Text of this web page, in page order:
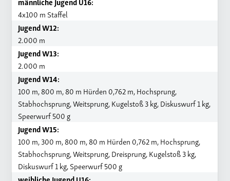
4x100 m Staffel
Jugend W12:
2.000 m
Jugend W13:
2.000 m
Jugend W14:
100 m, 800 m, 80 m Hürden 0,762 m, Hochsprung,
Stabhochsprung, Weitsprung, Kugelstoß 3 kg, Diskuswurf 1 kg,
Speerwurf 500 g
Jugend W15:
100 m, 300 m, 800 m, 80 m Hürden 0,762 m, Hochsprung,
Stabhochsprung, Weitsprung, Dreisprung, Kugelstoß 3 kg,
Diskuswurf 1 kg, Speerwurf 500 g